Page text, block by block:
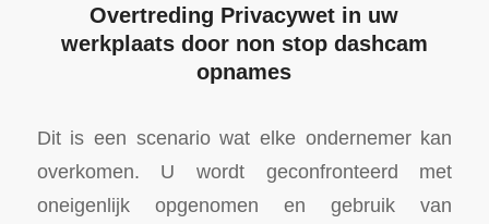
Overtreding Privacywet in uw
werkplaats door non stop dashcam
opnames
Dit is een scenario wat elke ondernemer kan
overkomen. U wordt geconfronteerd met
oneigenlijk opgenomen en gebruik van